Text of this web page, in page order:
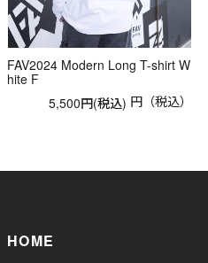
FAV2024 Modern Long T-shirt W
hite F
5,500円(税込) 円（税込）
HOME